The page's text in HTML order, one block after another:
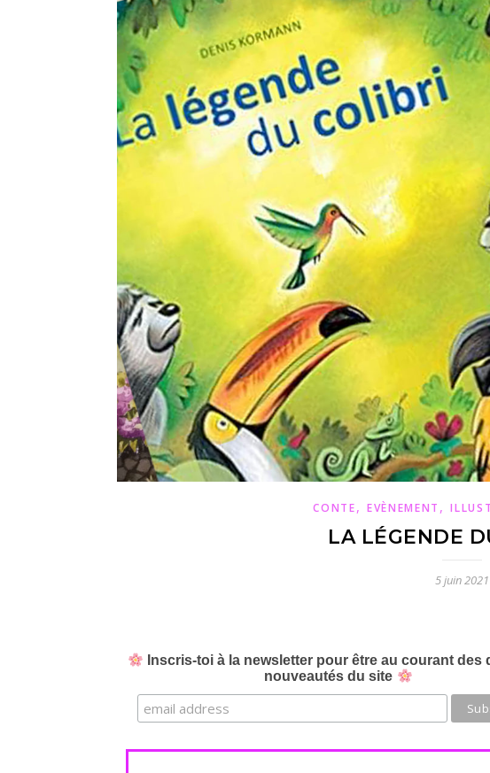
CONTE, EVÈNEMENT ,
LA LÉGENDE
5 juin 2021
Inscris-toi à la newsletter pour être au courant des
nouveautés du site